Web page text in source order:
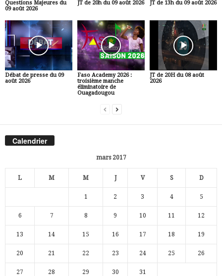
Questions Majeures du
09 août 2026
JT de 20h du 09 août 2026 JT de 13h du 09 août 2026
Débat de presse du 09
août 2026
Faso Academy 2026 :
troisième manche
éliminatoire de
Ouagadougou
JT de 20H du 08 août
2026
Calendrier
mars 2017
L M M J V S D
1 2 3 4 5
6 7 8 9 10 11 12
13 14 15 16 17 18 19
20 21 22 23 24 25 26
27 28 29 30 31